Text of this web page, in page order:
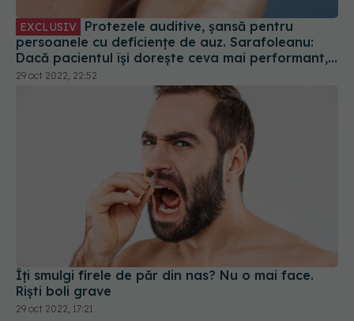
EXCLUSIV
persoanele cu deficiențe de auz. Sarafoleanu:
Dacă pacientul își dorește ceva mai performant,
va exista o diferență de preț pe care o va plăti
29 oct 2022, 22:52
Îți smulgi firele de păr din nas? Nu o mai face.
Riști boli grave
29 oct 2022, 17:21